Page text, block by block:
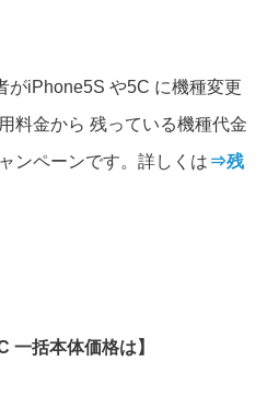
がiPhone5S や5C に機種変更
料金から 残っている機種代金
ンペーンです。詳しくは ⇒残
一括本体価格は】